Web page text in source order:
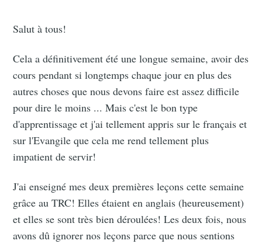
Salut à tous!
Cela a définitivement été une longue semaine, avoir des
cours pendant si longtemps chaque jour en plus des
autres choses que nous devons faire est assez difficile
pour dire le moins ... Mais c'est le bon type
d'apprentissage et j'ai tellement appris sur le français et
sur l'Evangile que cela me rend tellement plus
impatient de servir!
J'ai enseigné mes deux premières leçons cette semaine
grâce au TRC! Elles étaient en anglais (heureusement)
et elles se sont très bien déroulées! Les deux fois, nous
avons dû ignorer nos leçons parce que nous sentions